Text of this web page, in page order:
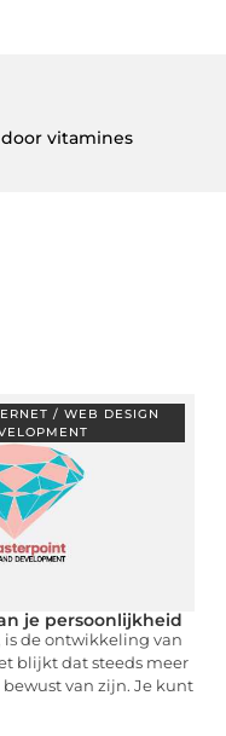
vitamines
/ WEB DESIGN
je persoonlijkheid
de ontwikkeling van
blijkt dat steeds meer
van zijn. Je kunt